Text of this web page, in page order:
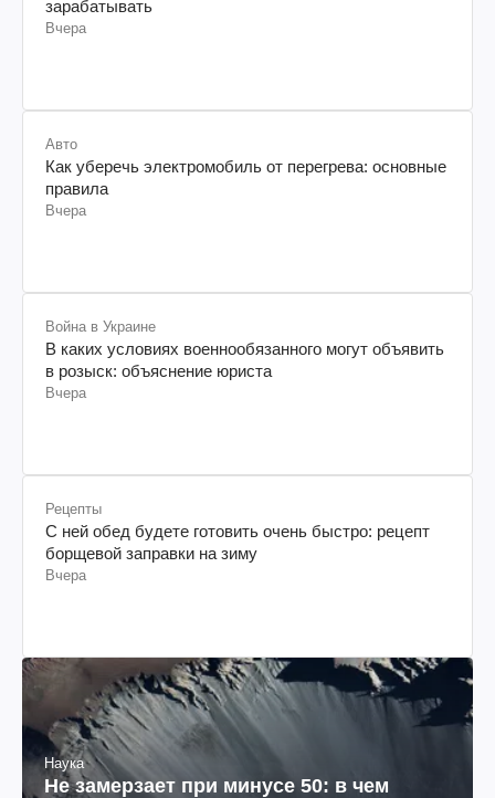
зарабатывать
Вчера
Авто
Как уберечь электромобиль от перегрева: основные
правила
Вчера
Война в Украине
В каких условиях военнообязанного могут объявить
в розыск: объяснение юриста
Вчера
Рецепты
С ней обед будете готовить очень быстро: рецепт
борщевой заправки на зиму
Вчера
Наука
Не замерзает при минусе 50: в чем